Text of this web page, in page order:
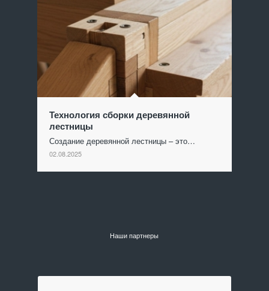
Технология сборки деревянной
лестницы
Создание деревянной лестницы – это…
02.08.2025
Наши партнеры